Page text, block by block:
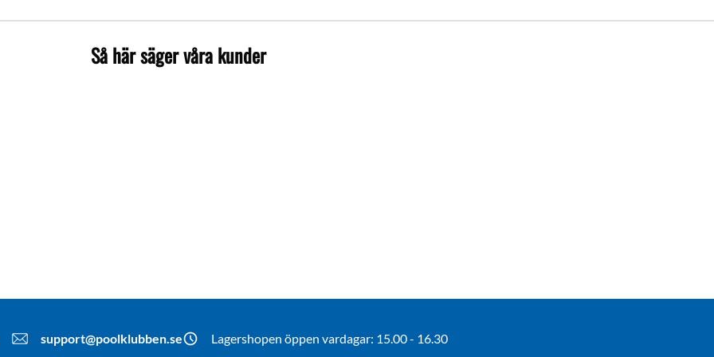
Så här säger våra kunder
support@poolklubben.se Lagershopen öppen vardagar: 15.00 - 16.30